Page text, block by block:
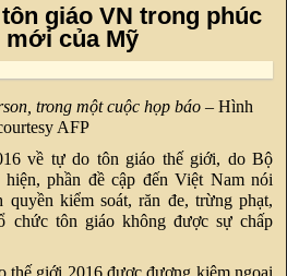
giáo VN trong phúc
của Mỹ
trong một cuộc họp báo– Hình
AFP
về tự do tôn giáo thế giới, do Bộ
phần đề cập đến Việt Nam nói
kiểm soát, răn đe, trừng phạt,
chức tôn giáo không được sự chấp